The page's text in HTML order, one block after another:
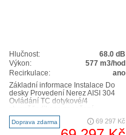
Hlučnost:
68.0 dB
Výkon:
577 m3/hod
Recirkulace:
ano
Základní informace Instalace Do
desky Provedení Nerez AISI 304
Ovládání TC dotykové/4
filtru/ochrana při zajíždění/časov..
Doprava zdarma 69 297 Kč